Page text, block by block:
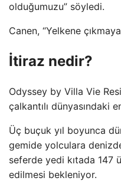
olduğumuzu” söyledi.
Canen, “Yelkene
İtiraz nedir?
Odyssey by Villa Vie
çalkantılı dünyasındaki
Üç buçuk yıl boyunca
gemide yolculara
seferde yedi kıtada 147
edilmesi bekleniyor.